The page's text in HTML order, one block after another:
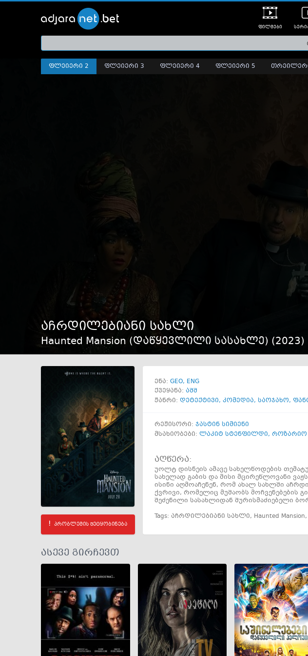
ფილმები
თრეილერები
ფლეიერი 2 ფლეიერი 3 ფლეიერი 4 ფლეიერი 5
აჩრდილებიანი სახლი
Haunted Mansion (დაწყევლილი სასახლე) (2023)
პრობლემის შეტყობინება
ენა: GEO ENG
ქვეყანა: აშშ
ჟანრი: დეტექტივი, კომედია, საოჯახო,
რეჟისორი: ჯასტინ სიმიენი
მსახიობები: ლაკიტ სტენფილდი, როზარიო
აღწერა:
უოლტ დისნეის ამავე სახელწოდების
სახელად გაბის და მისი მცირეწლოვანი
ისინი აღმოაჩენენ, რომ ახალ სახლში
ქვრივი, რომელიც მუშაობს
შეძენილი სასახლიდან შურისმაძიებელი
Tags: აჩრდილებიანი სახლი, Haunted Mansion,
ასევე გირჩევთ